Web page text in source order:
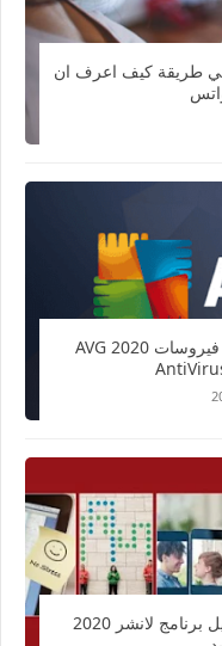
طريقة كيف اعرف ان
تحميل برنامج avg للاندرويد مكافح فيروسات 2020 AVG
تحميل تطبيق Buzz Launcher تنزيل برنامج لانشر 2020